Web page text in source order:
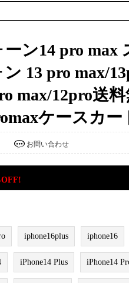
ン14 pro max
13 pro max/
max/12pro送
ケースカー
お問い合わせ
iphone16plus iphone16
iPhone14 Plus iPhone14